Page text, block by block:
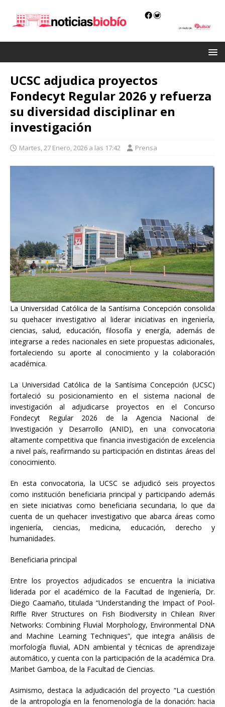
UCSC adjudica proyectos
Fondecyt Regular 2026 y refuerza
su diversidad disciplinar en
investigación
Martes, 27 Enero, 2026 a las 17:42 Prensa
La Universidad Católica de la Santísima Concepción consolida
su quehacer investigativo al liderar iniciativas en ingeniería,
ciencias, salud, educación, filosofía y energía, además de
integrarse a redes nacionales en siete propuestas adicionales,
fortaleciendo su aporte al conocimiento y la colaboración
académica.
La Universidad Católica de la Santísima Concepción (UCSC)
fortaleció su posicionamiento en el sistema nacional de
investigación al adjudicarse proyectos en el Concurso
Fondecyt Regular 2026 de la Agencia Nacional de
Investigación y Desarrollo (ANID), en una convocatoria
altamente competitiva que financia investigación de excelencia
a nivel país, reafirmando su participación en distintas áreas del
conocimiento.
En esta convocatoria, la UCSC se adjudicó seis proyectos
como institución beneficiaria principal y participando además
en siete iniciativas como beneficiaria secundaria, lo que da
cuenta de un quehacer investigativo que abarca áreas como
ingeniería, ciencias, medicina, educación, derecho y
humanidades.
Beneficiaria principal
Entre los proyectos adjudicados se encuentra la iniciativa
liderada por el académico de la Facultad de Ingeniería, Dr.
Diego Caamaño, titulada “Understanding the Impact of Pool-
Riffle River Structures on Fish Biodiversity in Chilean River
Networks: Combining Fluvial Morphology, Environmental DNA
and Machine Learning Techniques”, que integra análisis de
morfología fluvial, ADN ambiental y técnicas de aprendizaje
automático, y cuenta con la participación de la académica Dra.
Maribet Gamboa, de la Facultad de Ciencias.
Asimismo, destaca la adjudicación del proyecto “La cuestión
de la antropología en la fenomenología de la donación: hacia